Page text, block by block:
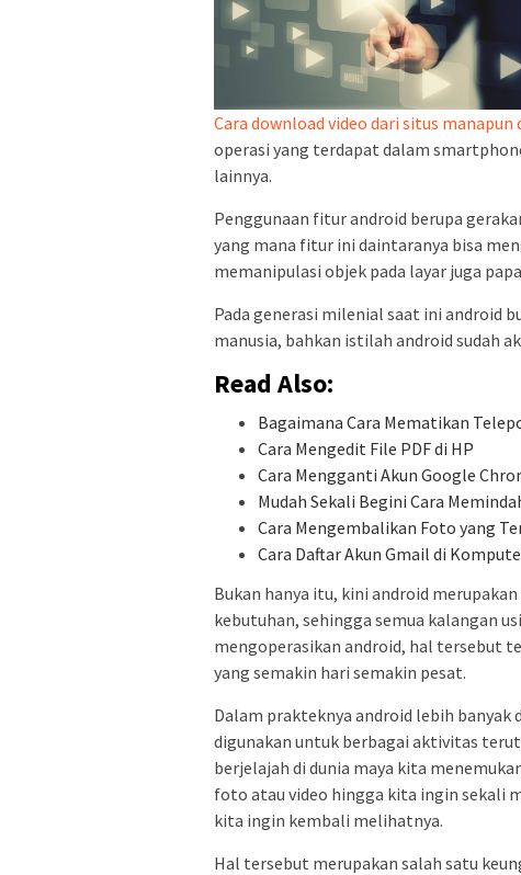
Cara download video dari situs manapun
operasi yang terdapat dalam
lainnya.
Penggunaan fitur android berupa
yang mana fitur ini daintaranya bisa
memanipulasi objek pada layar juga
Pada generasi milenial saat ini android
manusia, bahkan istilah android sudah
Read Also:
Bagaimana Cara Mematikan
Cara Mengedit File PDF di HP
Cara Mengganti Akun Google
Mudah Sekali Begini Cara
Cara Mengembalikan Foto yang
Cara Daftar Akun Gmail di
Bukan hanya itu, kini android
kebutuhan, sehingga semua kalangan
mengoperasikan android, hal tersebut
yang semakin hari semakin pesat.
Dalam prakteknya android lebih
digunakan untuk berbagai aktivitas
berjelajah di dunia maya kita
foto atau video hingga kita ingin sekali
kita ingin kembali melihatnya.
Hal tersebut merupakan salah satu